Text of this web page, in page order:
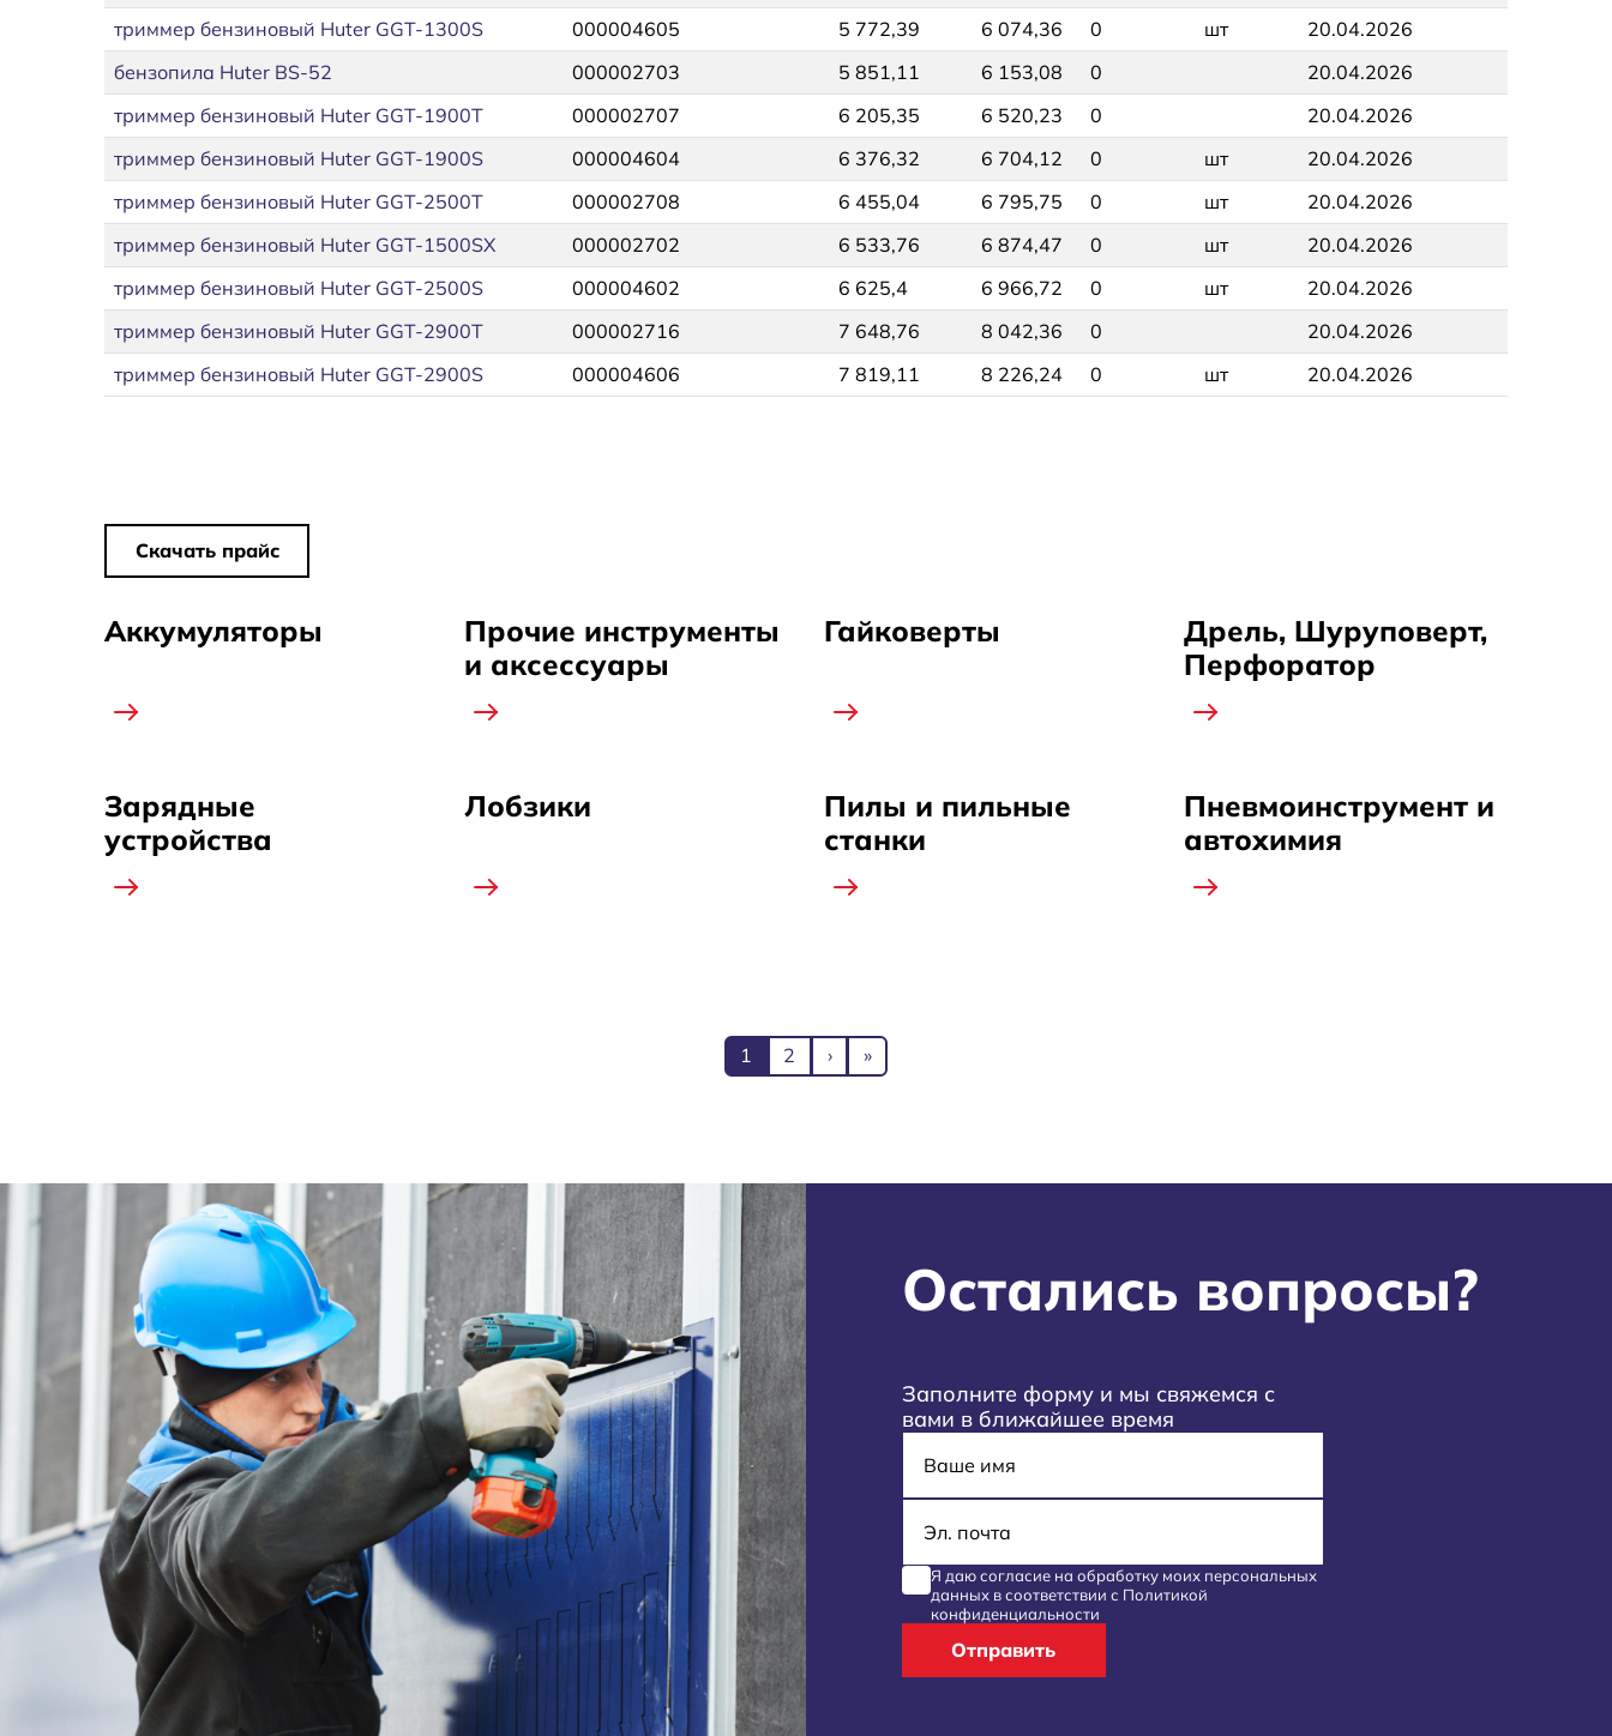
триммер бензиновый Huter GGT-1300S
000004605 5 772,39 6 074,36 0 шт
20.04.2026
бензопила Huter BS-52
000002703 5 851,11 6 153,08 0
20.04.2026
триммер бензиновый Huter GGT-1900T
000002707 6 205,35 6 520,23 0
20.04.2026
триммер бензиновый Huter GGT-1900S
000004604 6 376,32 6 704,12 0 шт
20.04.2026
триммер бензиновый Huter GGT-2500T
000002708 6 455,04 6 795,75 0 шт
20.04.2026
триммер бензиновый Huter GGT-1500SX
000002702 6 533,76 6 874,47 0 шт
20.04.2026
триммер бензиновый Huter GGT-2500S
000004602 6 625,4 6 966,72 0 шт
20.04.2026
триммер бензиновый Huter GGT-2900T
000002716 7 648,76 8 042,36 0
20.04.2026
триммер бензиновый Huter GGT-2900S
000004606 7 819,11 8 226,24 0 шт 20.04.2026
Скачать прайс
Аккумуляторы
Прочие инструменты
и аксессуары
Гайковерты
Дрель, Шуруповерт,
Перфоратор
Зарядные
устройства
Лобзики
Пилы и пильные
станки
Пневмоинструмент и
автохимия
Текущая страница
1 Page
2 Следующая страница
› Последняя страница
»
Остались вопросы?
Заполните форму и мы свяжемся с
вами в ближайшее время
Я даю согласие на обработку моих персональных
данных в соответствии с Политикой
конфиденциальности
Отправить